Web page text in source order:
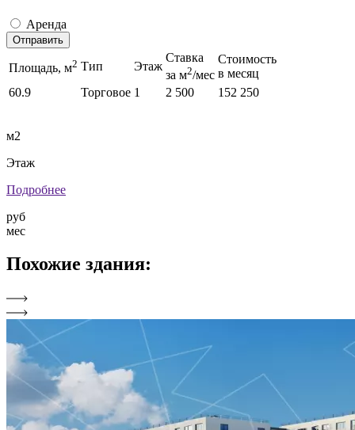
Аренда
Отправить
Площадь, м2 Тип Этаж
Ставка
за м2/мес
Стоимость
в месяц
60.9
Торговое 1 2 500 152 250
м2
Этаж
Подробнее
руб
мес
Похожие здания: